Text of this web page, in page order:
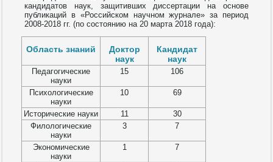
кандидатов наук, защитивших диссертации на основе
публикаций в «Российском научном журнале» за период
2008-2018 гг. (по состоянию на 20 марта 2018 года):
Область знаний
Доктор
наук
Кандидат
наук
Педагогические
науки
15 106
Психологические
науки
10 69
Исторические науки 11
30
Филологические
науки
3 7
Экономические
науки
1 7